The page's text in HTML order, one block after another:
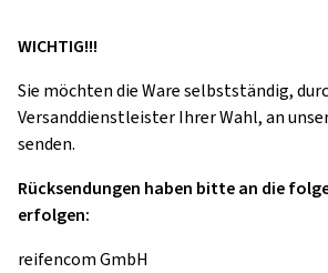
WICHTIG!!!
Sie möchten die Ware selbstständig,
Versanddienstleister Ihrer Wahl, an
senden.
Rücksendungen haben bitte an die
erfolgen:
reifencom GmbH